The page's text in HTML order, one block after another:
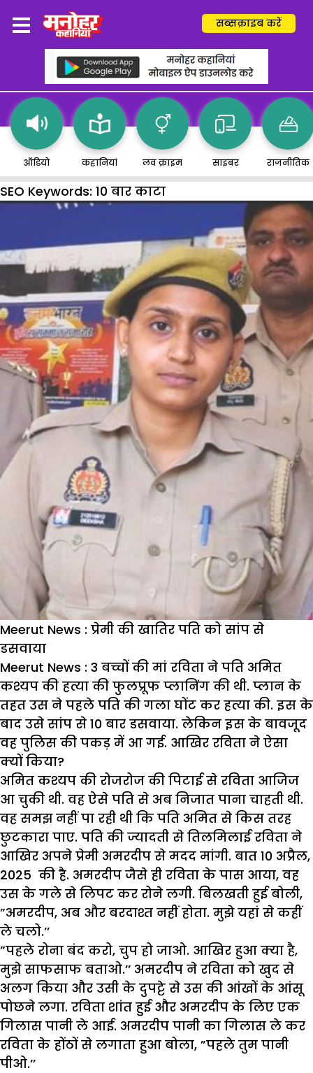
सब्सक्राइब करें
ऑडियो कहानियां लव क्राइम साइबर राजनीतिक
SEO Keywords: 10 बार काटा
Meerut News : प्रेमी की खातिर पति को सांप से
डसवाया
Meerut News : 3 बच्चों की मां रविता ने पति अमित
कश्यप की हत्या की फुलप्रूफ प्लानिंग की थी. प्लान के
तहत उस ने पहले पति की गला घोंट कर हत्या की. इस के
बाद उसे सांप से 10 बार डसवाया. लेकिन इस के बावजूद
वह पुलिस की पकड़ में आ गई. आखिर रविता ने ऐसा
क्यों किया?
अमित कश्यप की रोजरोज की पिटाई से रविता आजिज
आ चुकी थी. वह ऐसे पति से अब निजात पाना चाहती थी.
वह समझ नहीं पा रही थी कि पति अमित से किस तरह
छुटकारा पाए. पति की ज्यादती से तिलमिलाई रविता ने
आखिर अपने प्रेमी अमरदीप से मदद मांगी. बात 10 अप्रैल,
2025 की है. अमरदीप जैसे ही रविता के पास आया, वह
उस के गले से लिपट कर रोने लगी. बिलखती हुई बोली,
”अमरदीप, अब और बरदाश्त नहीं होता. मुझे यहां से कहीं
ले चलो.’’
”पहले रोना बंद करो, चुप हो जाओ. आखिर हुआ क्या है,
मुझे साफसाफ बताओ.’’ अमरदीप ने रविता को खुद से
अलग किया और उसी के दुपट्टे से उस की आंखों के आंसू
पोछने लगा. रविता शांत हुई और अमरदीप के लिए एक
गिलास पानी ले आई. अमरदीप पानी का गिलास ले कर
रविता के होंठों से लगाता हुआ बोला, ”पहले तुम पानी
पीओ.’’